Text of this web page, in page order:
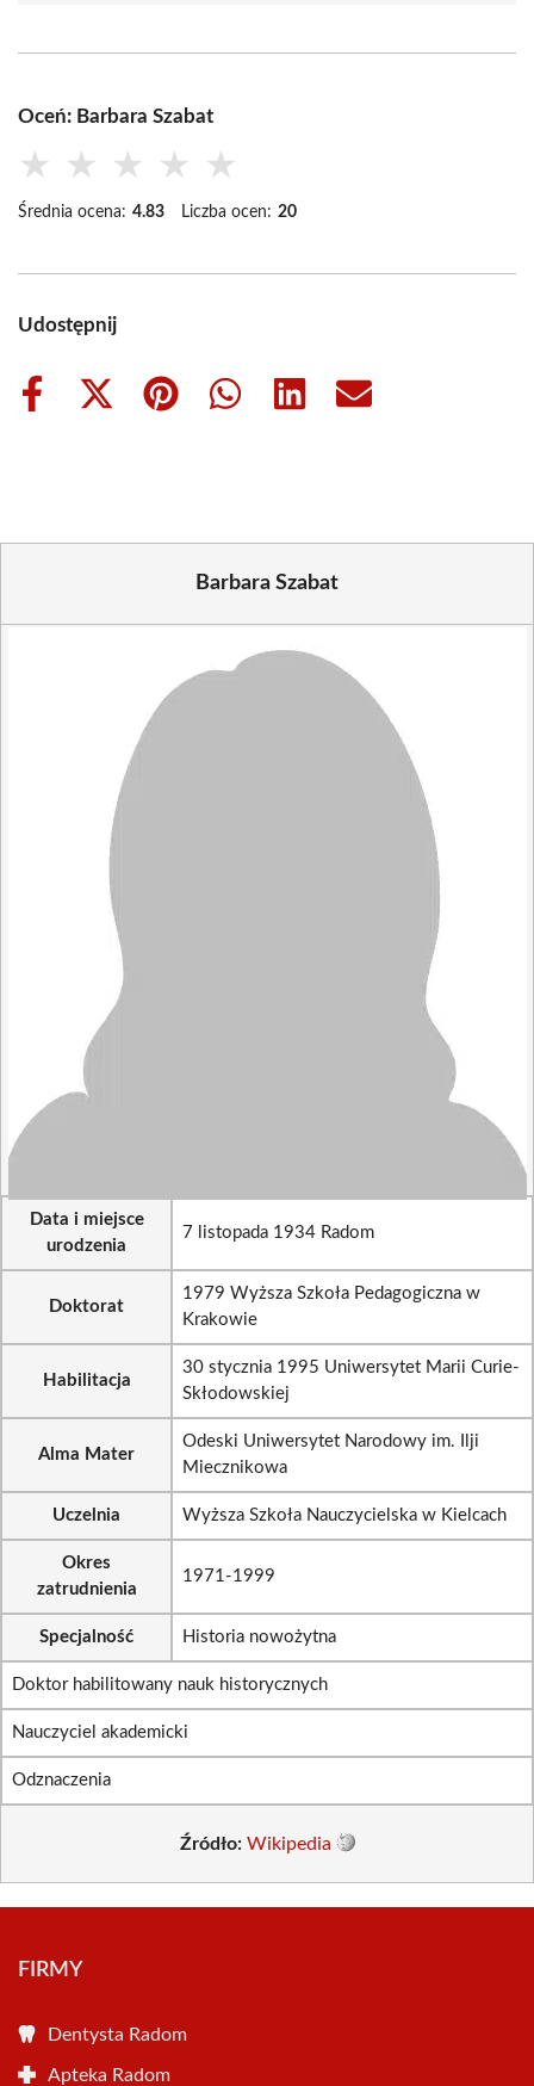
Oceń: Barbara Szabat
★ ★ ★ ★ ★
Średnia ocena: 4.83 Liczba ocen: 20
Udostępnij
Share
Share
Share
Share
Share
Share
Barbara Szabat
Data i miejsce
urodzenia
7 listopada 1934 Radom
Doktorat
1979 Wyższa Szkoła Pedagogiczna w
Krakowie
Habilitacja
30 stycznia 1995 Uniwersytet Marii Curie-
Skłodowskiej
Alma Mater
Odeski Uniwersytet Narodowy im. Ilji
Miecznikowa
Uczelnia Wyższa Szkoła Nauczycielska w Kielcach
Okres
zatrudnienia
1971-1999
Specjalność Historia nowożytna
Doktor habilitowany nauk historycznych
Nauczyciel akademicki
Odznaczenia
Źródło: Wikipedia
FIRMY
Dentysta Radom
Apteka Radom